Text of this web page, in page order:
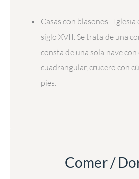
Casas con blasones | Iglesia
siglo XVII. Se trata de una
consta de una sola nave con
cuadrangular, crucero con
pies.
Comer /